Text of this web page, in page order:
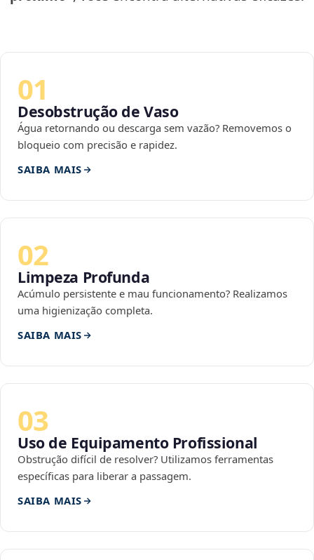
01
Desobstrução de Vaso
Água retornando ou descarga sem vazão? Removemos o
bloqueio com precisão e rapidez.
SAIBA MAIS
02
Limpeza Profunda
Acúmulo persistente e mau funcionamento? Realizamos
uma higienização completa.
SAIBA MAIS
03
Uso de Equipamento Profissional
Obstrução difícil de resolver? Utilizamos ferramentas
específicas para liberar a passagem.
SAIBA MAIS